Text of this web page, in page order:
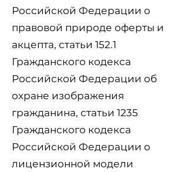
Российской Федерации о
правовой природе оферты и
акцепта, статьи 152.1
Гражданского кодекса
Российской Федерации об
охране изображения
гражданина, статьи 1235
Гражданского кодекса
Российской Федерации о
лицензионной модели